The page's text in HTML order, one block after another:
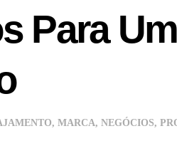
Para
, MARCA, NEGÓCIOS,